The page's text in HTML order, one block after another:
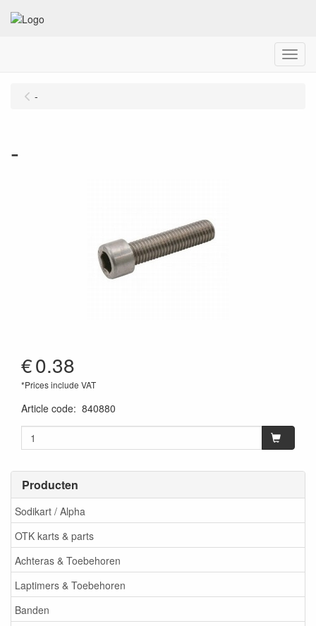
Menu
Producten
Sodikart / Alpha
OTK karts & parts
Achteras & Toebehoren
Laptimers & Toebehoren
Banden
-
-
€0.38
*Prices include VAT
Article code: 840880